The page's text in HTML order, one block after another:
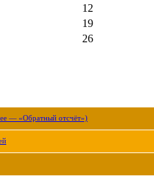
12
19
26
— «Обратный отсчёт»)